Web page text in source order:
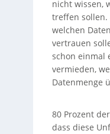
nicht wissen,
treffen sollen.
welchen
vertrauen
schon einmal
vermieden,
Datenmenge
80 Prozent
dass diese